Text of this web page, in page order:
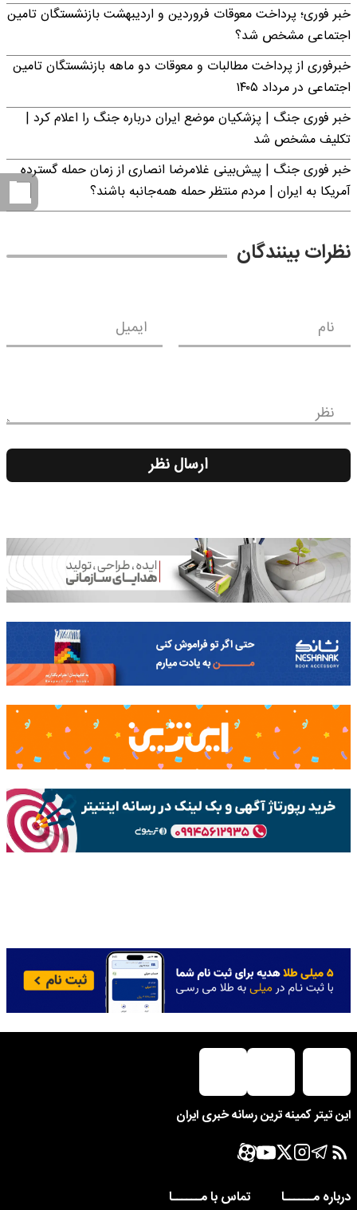
خبر فوری؛ پرداخت معوقات فروردین و اردیبهشت بازنشستگان تامین
اجتماعی مشخص شد؟
خبرفوری از پرداخت مطالبات و معوقات دو ماهه بازنشستگان تامین
اجتماعی در مرداد ۱۴۰۵
خبر فوری جنگ | پزشکیان موضع ایران درباره جنگ را اعلام کرد |
تکلیف مشخص شد
خبر فوری جنگ | پیش‌بینی غلامرضا انصاری از زمان حمله گسترده
آمریکا به ایران | مردم منتظر حمله همه‌جانبه باشند؟
نظرات بینندگان
نام ایمیل
نظر
ارسال نظر
این تیتر کمینه ترین رسانه خبری ایران
درباره مــــــا
تماس با مــــــا